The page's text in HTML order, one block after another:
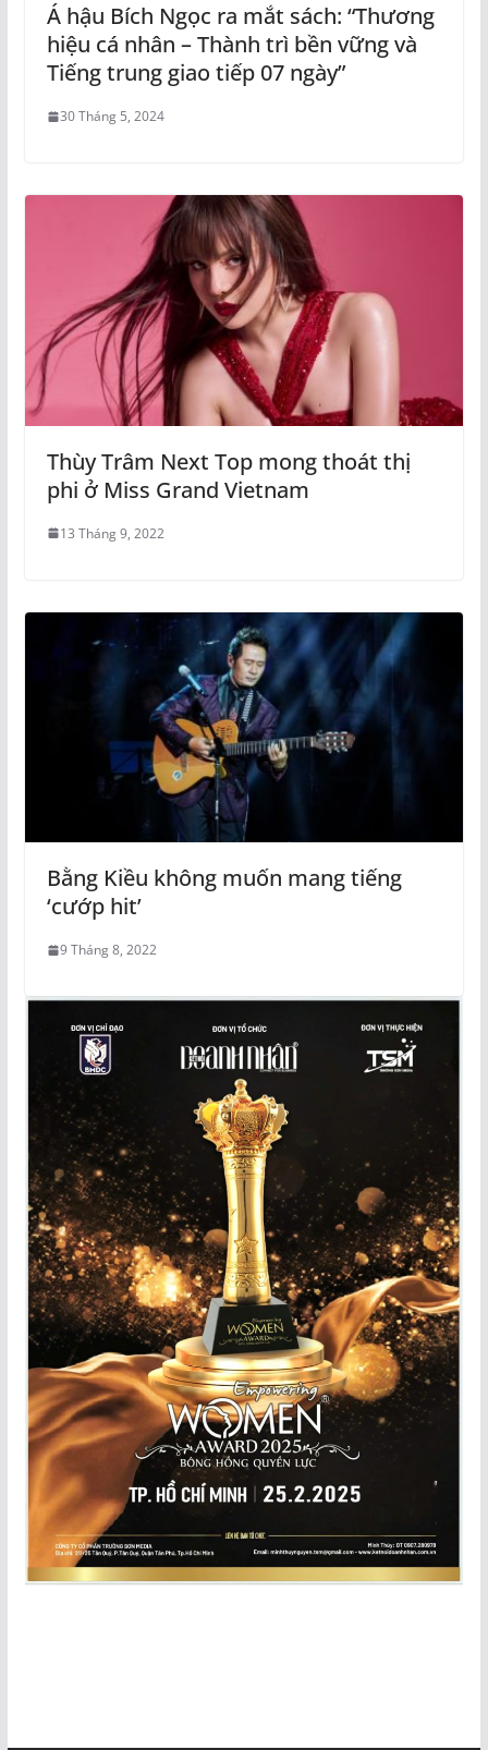
Á hậu Bích Ngọc ra mắt sách: “Thương
hiệu cá nhân – Thành trì bền vững và
Tiếng trung giao tiếp 07 ngày”
30 Tháng 5, 2024
Thùy Trâm Next Top mong thoát thị
phi ở Miss Grand Vietnam
13 Tháng 9, 2022
Bằng Kiều không muốn mang tiếng
‘cướp hit’
9 Tháng 8, 2022